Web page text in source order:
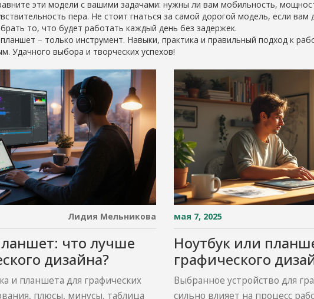
эти модели с вашими задачами: нужны ли вам мобильность,
пера. Не стоит гнаться за самой дорогой модель, если
то, что будет работать каждый день без задержек.
– только инструмент. Навыки, практика и правильный подход к
Удачного выбора и творческих успехов!
Лидия Мельникова
что лучше
дизайна?
и планшета для графических
плюсы, минусы, таблица
мая 7, 2025
Ноутбук или
графического
разбор
Выбранное устройство для
сильно влияет на процесс